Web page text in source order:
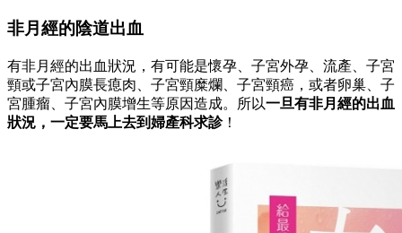
非月經的陰道出血
有非月經的出血狀況，有可能是懷孕、子宮外孕、流產、子宮
頸或子宮內膜長瘜肉、子宮頸糜爛、子宮頸癌，或者卵巢、子
宮腫瘤、子宮內膜增生等原因造成。所以一旦有非月經的出血
狀況，一定要馬上去到婦產科求診！